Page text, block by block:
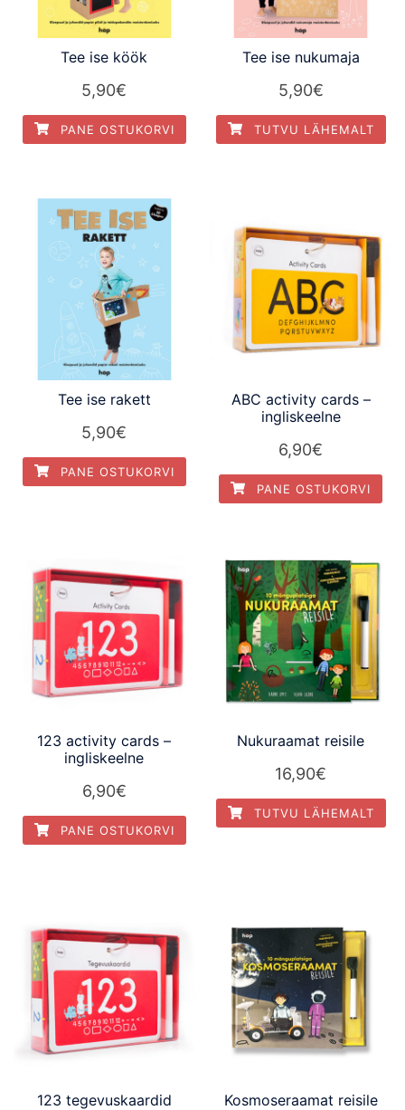
Tee ise köök
5,90€
PANE OSTUKORVI
Tee ise nukumaja
5,90€
TUTVU LÄHEMALT
Tee ise rakett
5,90€
PANE OSTUKORVI
ABC activity cards –
ingliskeelne
6,90€
PANE OSTUKORVI
123 activity cards –
ingliskeelne
6,90€
PANE OSTUKORVI
Nukuraamat reisile
16,90€
TUTVU LÄHEMALT
123 tegevuskaardid Kosmoseraamat reisile